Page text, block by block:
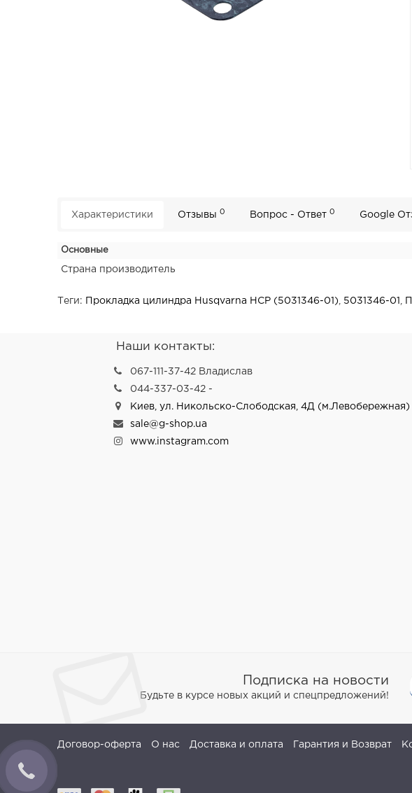
Характеристики Отзывы0 Вопрос - Ответ0 Google
Основные
Страна производитель
Теги: Прокладка цилиндра Husqvarna HCP (5031346-01) 5031346-01
Наши контакты:
067-111-37-42 Владислав
044-337-03-42 -
Киев, ул. Никольско-Слободская, 4Д
sale@g-shop.ua
www.instagram.com
Подписка на новости
Будьте в курсе новых акций и спецпредложений!
Договор-оферта О нас Доставка и оплата Гарантия и Возврат